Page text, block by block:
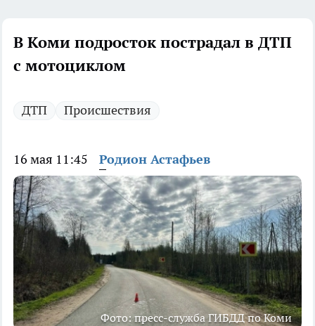
В Коми подросток пострадал в ДТП
с мотоциклом
ДТП Происшествия
16 мая 11:45 Родион Астафьев
Фото: пресс-служба ГИБДД по Коми